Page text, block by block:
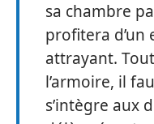
sa chambre
profitera
attrayant.
l’armoire, il
s’intègre aux